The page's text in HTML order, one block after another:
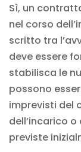
Sì, un
nel corso
scritto tra
deve essere
stabilisca le
possono
imprevisti del
dell’incarico
previste